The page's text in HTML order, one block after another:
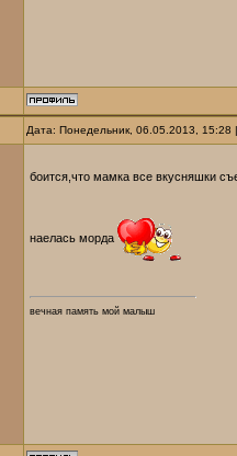
Дата: Понедельник, 06.05.2013,
боится,что мамка все вкусняшки
наелась морда
вечная память мой малыш